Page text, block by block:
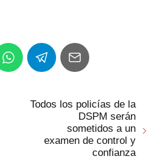
Todos los policías de la
DSPM serán
sometidos a un
examen de control y
confianza